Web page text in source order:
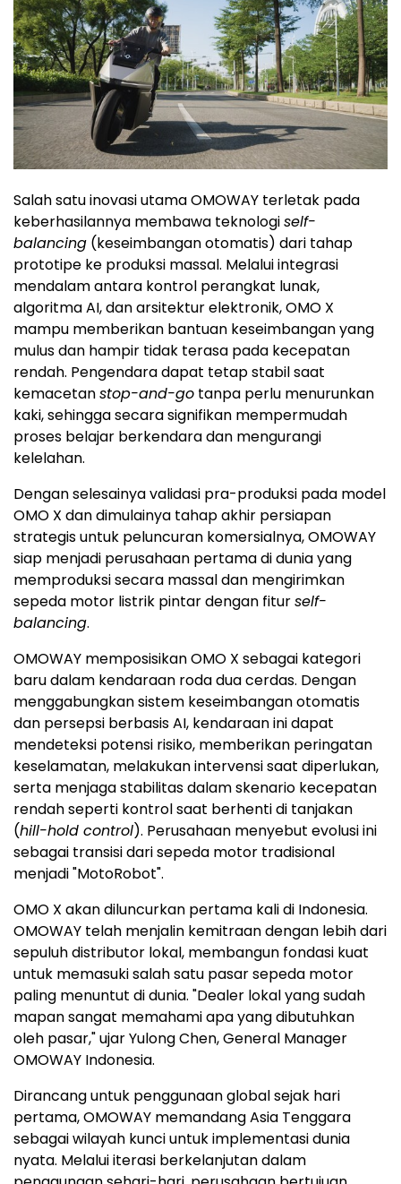
Salah satu inovasi utama OMOWAY terletak pada
keberhasilannya membawa teknologiself-
balancing (keseimbangan otomatis) dari tahap
prototipe ke produksi massal. Melalui integrasi
mendalam antara kontrol perangkat lunak,
algoritma AI, dan arsitektur elektronik, OMO X
mampu memberikan bantuan keseimbangan yang
mulus dan hampir tidak terasa pada kecepatan
rendah. Pengendara dapat tetap stabil saat
kemacetanstop-and-go tanpa perlu menurunkan
kaki, sehingga secara signifikan mempermudah
proses belajar berkendara dan mengurangi
kelelahan.
Dengan selesainya validasi pra-produksi pada model
OMO X dan dimulainya tahap akhir persiapan
strategis untuk peluncuran komersialnya, OMOWAY
siap menjadi perusahaan pertama di dunia yang
memproduksi secara massal dan mengirimkan
sepeda motor listrik pintar dengan fiturself-
balancing.
OMOWAY memposisikan OMO X sebagai kategori
baru dalam kendaraan roda dua cerdas. Dengan
menggabungkan sistem keseimbangan otomatis
dan persepsi berbasis AI, kendaraan ini dapat
mendeteksi potensi risiko, memberikan peringatan
keselamatan, melakukan intervensi saat diperlukan,
serta menjaga stabilitas dalam skenario kecepatan
rendah seperti kontrol saat berhenti di tanjakan
(hill-hold control). Perusahaan menyebut evolusi ini
sebagai transisi dari sepeda motor tradisional
menjadi "MotoRobot".
OMO X akan diluncurkan pertama kali di Indonesia.
OMOWAY telah menjalin kemitraan dengan lebih dari
sepuluh distributor lokal, membangun fondasi kuat
untuk memasuki salah satu pasar sepeda motor
paling menuntut di dunia. "Dealer lokal yang sudah
mapan sangat memahami apa yang dibutuhkan
oleh pasar," ujar Yulong Chen, General Manager
OMOWAY Indonesia.
Dirancang untuk penggunaan global sejak hari
pertama, OMOWAY memandang Asia Tenggara
sebagai wilayah kunci untuk implementasi dunia
nyata. Melalui iterasi berkelanjutan dalam